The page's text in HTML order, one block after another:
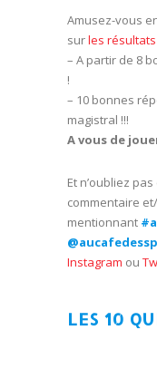
Amusez-vous
surles
– A partir de 8
!
– 10 bonnes
magistral !!!
A vous de
Et n’oubliez
commentaire
mentionnant
Instagram ou
LES 10